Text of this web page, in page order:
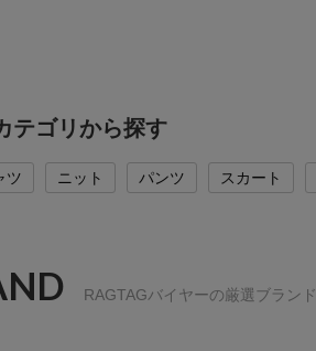
テゴリから探す
ツ ニット パンツ スカート
RAGTAGバイヤーの厳選ブランド